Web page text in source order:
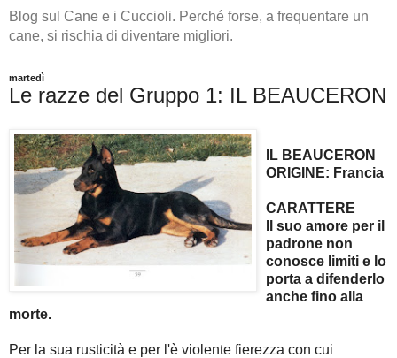
Blog sul Cane e i Cuccioli. Perché forse, a frequentare un
cane, si rischia di diventare migliori.
martedì
Le razze del Gruppo 1: IL BEAUCERON
IL BEAUCERON
ORIGINE: Francia
CARATTERE
Il suo amore per il
padrone non
conosce limiti e lo
porta a difenderlo
anche fino alla
morte.
Per la sua rusticità e per l'è violente fierezza con cui